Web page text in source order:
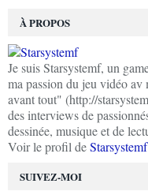
SUIVEZ-MOI
À PROPOS
Je suis Starsystemf, un
ma passion du jeu vidéo
avant tout" (http://
des interviews de
dessinée, musique et de
Voir le profil deStarsystemf